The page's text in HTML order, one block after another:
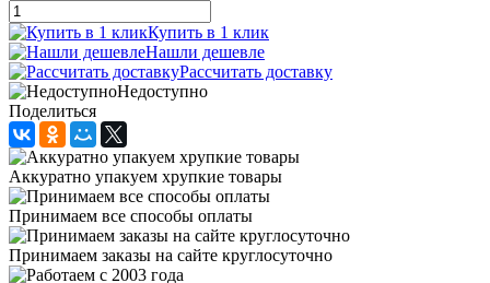
Купить в 1 клик
Нашли дешевле
Рассчитать доставку
Недоступно
Поделиться
Аккуратно упакуем хрупкие товары
Принимаем все способы оплаты
Принимаем заказы на сайте круглосуточно